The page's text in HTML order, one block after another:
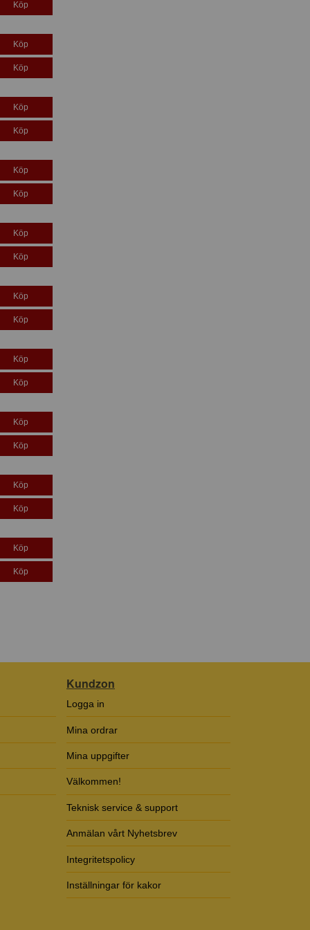
Köp
Köp
Köp
Köp
Köp
Köp
Köp
Köp
Köp
Köp
Köp
Köp
Köp
Köp
Köp
Köp
Köp
Köp
Köp
Kundzon
Logga in
Mina ordrar
Mina uppgifter
Välkommen!
Teknisk service & support
Anmälan vårt Nyhetsbrev
Integritetspolicy
Inställningar för kakor